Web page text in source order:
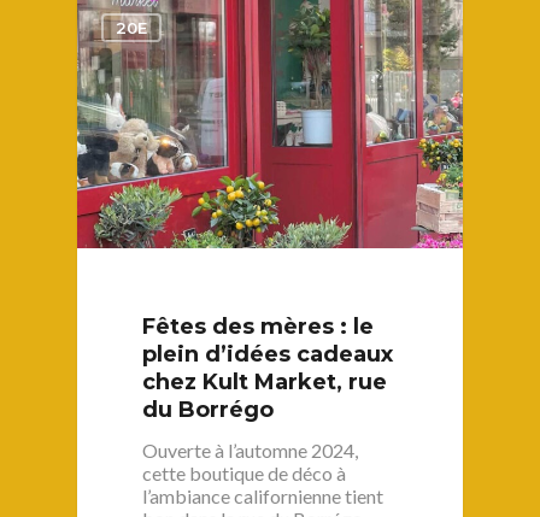
20E
Fêtes des mères : le
plein d’idées cadeaux
chez Kult Market, rue
du Borrégo
Ouverte à l’automne 2024,
cette boutique de déco à
l’ambiance californienne tient
1